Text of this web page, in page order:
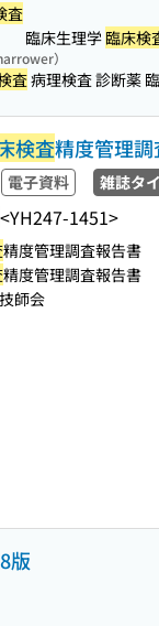
査
臨床生理学 臨床検
）
査病理検査 診断薬
検査精度管理
電子資料 雑誌タ
<YH247-1451>
精度管理調査報告書
精度管理調査報告書
技師会
版